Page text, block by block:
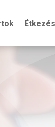
Étkezés